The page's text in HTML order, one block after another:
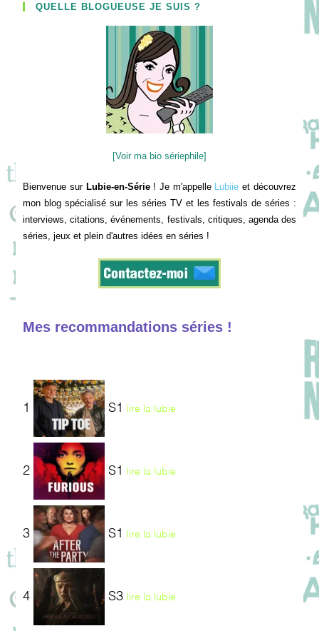
QUELLE BLOGUEUSE JE SUIS ?
[Voir ma bio sériephile]
Bienvenue sur Lubie-en-Série! Je m'appelle Lubiie et découvrez
mon blog spécialisé sur les séries TV et les festivals de séries :
interviews, citations, événements, festivals, critiques, agenda des
séries, jeux et plein d'autres idées en séries !
Mes recommandations séries !
1 S1 lire la lubie
2 S1 lire la lubie
3 S1 lire la lubie
4 S3 lire la lubie